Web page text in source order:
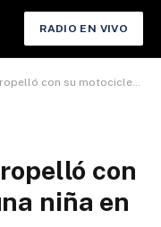
RADIO EN VIVO
su motocicleta a una niña en Cobija
con
niña en